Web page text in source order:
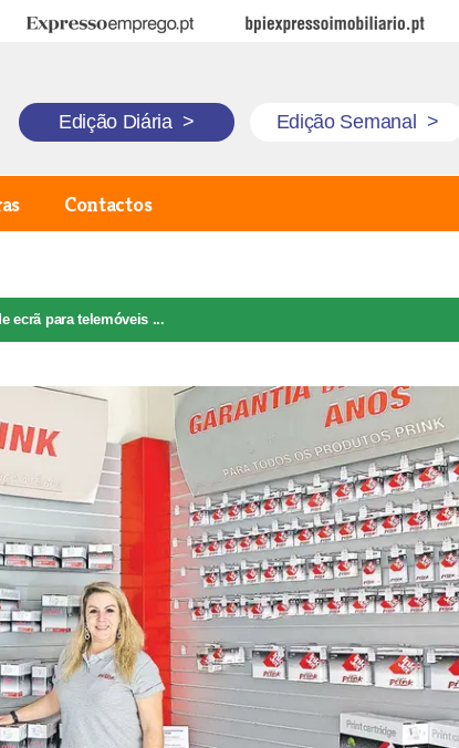
Expresso Emprego BPI Expresso Imobiliário
Edição Diária > Edição Semanal >
Contactos
ecrã para telemóveis ...